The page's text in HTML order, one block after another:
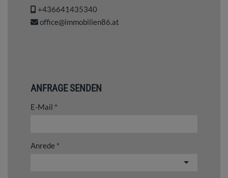
+436641435340
office@immobilien86.at
ANFRAGE SENDEN
E-Mail
Anrede